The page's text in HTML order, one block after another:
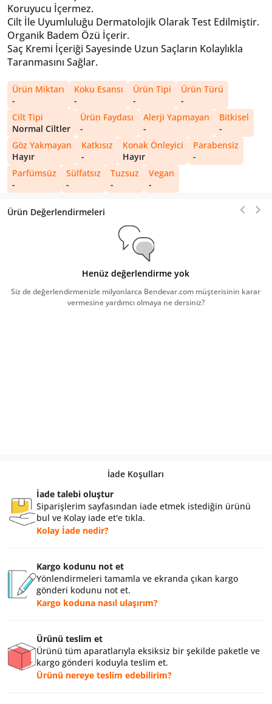
Koruyucu İçermez.
Cilt İle Uyumluluğu Dermatolojik Olarak Test Edilmiştir.
Organik Badem Özü İçerir.
Saç Kremi İçeriği Sayesinde Uzun Saçların Kolaylıkla
Taranmasını Sağlar.
Ürün Miktarı
-
Koku Esansı
-
Ürün Tipi
-
Ürün Türü
-
Cilt Tipi
Normal Ciltler
Ürün Faydası
-
Alerji Yapmayan
-
Bitkisel
-
Göz Yakmayan
Hayır
Katkısız
-
Konak Önleyici
Hayır
Parabensiz
-
Parfümsüz
-
Sülfatsız
-
Tuzsuz
-
Vegan
-
Ürün Değerlendirmeleri
Henüz değerlendirme yok
Siz de değerlendirmenizle milyonlarca Bendevar.com müşterisinin karar
vermesine yardımcı olmaya ne dersiniz?
İade Koşulları
İade talebi oluştur
Siparişlerim sayfasından iade etmek istediğin ürünü
bul ve Kolay iade et'e tıkla.
Kolay İade nedir?
Kargo kodunu not et
Yönlendirmeleri tamamla ve ekranda çıkan kargo
gönderi kodunu not et.
Kargo koduna nasıl ulaşırım?
Ürünü teslim et
Ürünü tüm aparatlarıyla eksiksiz bir şekilde paketle ve
kargo gönderi koduyla teslim et.
Ürünü nereye teslim edebilirim?